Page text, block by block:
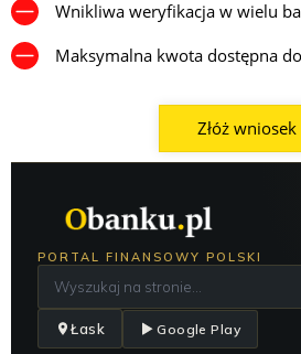
Wnikliwa weryfikacja w wielu
Maksymalna kwota dostępna
Złóż wniosek
PORTAL FINANSOWY POLSKI
Łask Google Play